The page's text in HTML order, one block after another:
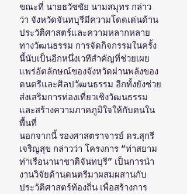
ขณะที่ นายธวัชชัย นามสมุทร กล่าว
ว่า จังหวัดจันทบุรีมีความโดดเด่นด้าน
ประวัติศาสตร์และความหลากหลาย
ทางวัฒนธรรม การจัดกิจกรรมในครั้ง
นี้นับเป็นอีกหนึ่งเวทีสำคัญที่ช่วยเผย
แพร่อัตลักษณ์ของจังหวัดผ่านพลังของ
ดนตรีและศิลปวัฒนธรรม อีกทั้งยังช่วย
ส่งเสริมการท่องเที่ยวเชิงวัฒนธรรม
และสร้างความภาคภูมิใจให้กับคนใน
พื้นที่
นอกจากนี้ รองศาสตราจารย์ ดร.สุกรี
เจริญสุข กล่าวว่า โครงการ “ท่าสยาม
ท่าเรือนานาชาติจันทบุรี” เป็นการนำ
งานวิจัยด้านดนตรีมาผสมผสานกับ
ประวัติศาสตร์ท้องถิ่น เพื่อสร้างการ